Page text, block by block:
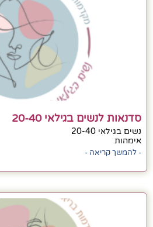
סדנאות לנשים בגילאי 20-40
נשים בגילאי 20-40
אימהות
- להמשך קריאה -